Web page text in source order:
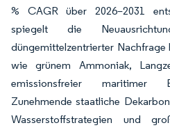
% CAGR über 2026–2031
spiegelt die
düngemittelzentrierter Nachfrage
wie grünem Ammoniak,
emissionsfreier maritimer
Zunehmende staatliche
Wasserstoffstrategien und